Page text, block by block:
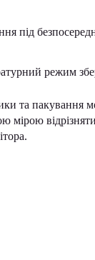
під
режим
та пакування
мірою